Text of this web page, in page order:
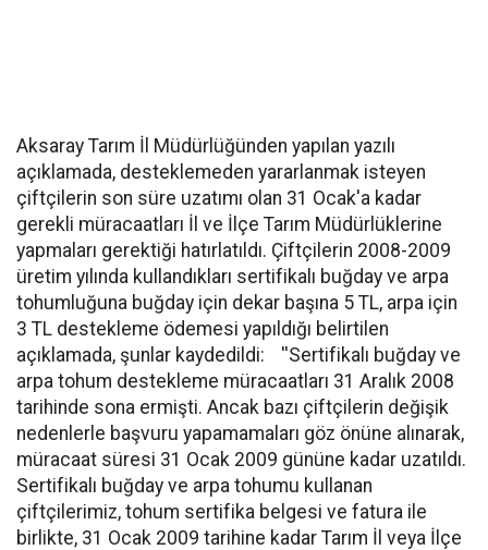
Aksaray Tarım İl Müdürlüğünden yapılan yazılı
açıklamada, desteklemeden yararlanmak isteyen
çiftçilerin son süre uzatımı olan 31 Ocak'a kadar
gerekli müracaatları İl ve İlçe Tarım Müdürlüklerine
yapmaları gerektiği hatırlatıldı. Çiftçilerin 2008-2009
üretim yılında kullandıkları sertifikalı buğday ve arpa
tohumluğuna buğday için dekar başına 5 TL, arpa için
3 TL destekleme ödemesi yapıldığı belirtilen
açıklamada, şunlar kaydedildi: ''Sertifikalı buğday ve
arpa tohum destekleme müracaatları 31 Aralık 2008
tarihinde sona ermişti. Ancak bazı çiftçilerin değişik
nedenlerle başvuru yapamamaları göz önüne alınarak,
müracaat süresi 31 Ocak 2009 gününe kadar uzatıldı.
Sertifikalı buğday ve arpa tohumu kullanan
çiftçilerimiz, tohum sertifika belgesi ve fatura ile
birlikte, 31 Ocak 2009 tarihine kadar Tarım İl veya İlçe